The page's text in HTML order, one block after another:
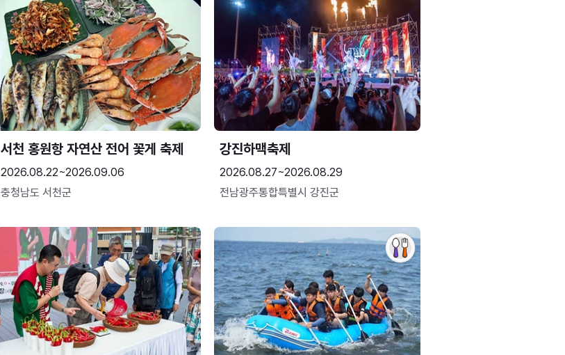
서천 홍원항 자연산 전어 꽃게 축제
2026.08.22~2026.09.06
충청남도 서천군
강진하맥축제
2026.08.27~2026.08.29
전남광주통합특별시 강진군